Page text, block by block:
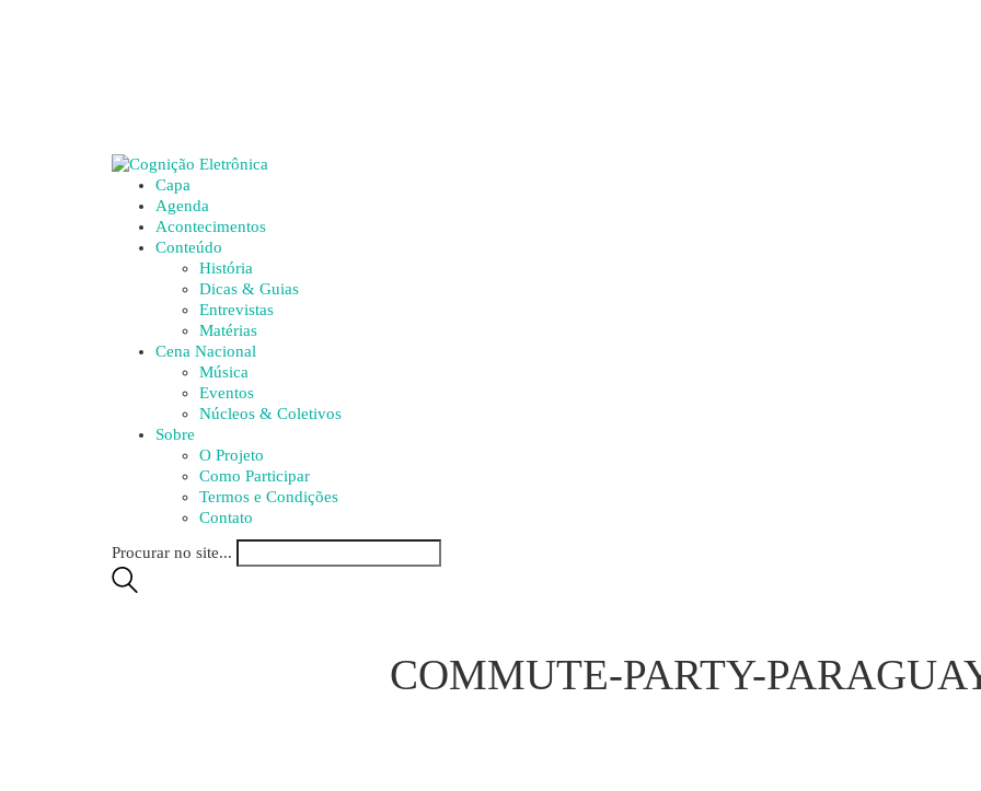
Capa
Agenda
Acontecimentos
Conteúdo
História
Dicas & Guias
Entrevistas
Matérias
Cena Nacional
Música
Eventos
Núcleos & Coletivos
Sobre
O Projeto
Como Participar
Termos e Condições
Contato
Procurar no site...
COMMUTE-PARTY-